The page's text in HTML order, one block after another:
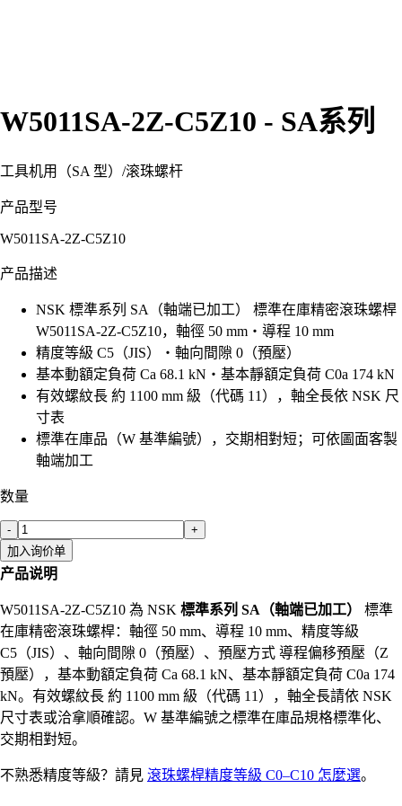
W5011SA-2Z-C5Z10 - SA系列
工具机用（SA 型） /滚珠螺杆
产品型号
W5011SA-2Z-C5Z10
产品描述
NSK 標準系列 SA（軸端已加工） 標準在庫精密滾珠螺桿
W5011SA-2Z-C5Z10，軸徑 50 mm・導程 10 mm
精度等級 C5（JIS）・軸向間隙 0（預壓）
基本動額定負荷 Ca 68.1 kN・基本靜額定負荷 C0a 174 kN
有效螺紋長 約 1100 mm 級（代碼 11），軸全長依 NSK 尺
寸表
標準在庫品（W 基準編號），交期相對短；可依圖面客製
軸端加工
数量
-
+
加入询价单
产品说明
W5011SA-2Z-C5Z10 為 NSK 標準系列 SA（軸端已加工）
標準
在庫精密滾珠螺桿：軸徑 50 mm、導程 10 mm、精度等級
C5（JIS）、軸向間隙 0（預壓）、預壓方式 導程偏移預壓（Z
預壓），基本動額定負荷 Ca 68.1 kN、基本靜額定負荷 C0a 174
kN。有效螺紋長 約 1100 mm 級（代碼 11），軸全長請依 NSK
尺寸表或洽拿順確認。W 基準編號之標準在庫品規格標準化、
交期相對短。
不熟悉精度等級？請見 滾珠螺桿精度等級 C0–C10 怎麼選。